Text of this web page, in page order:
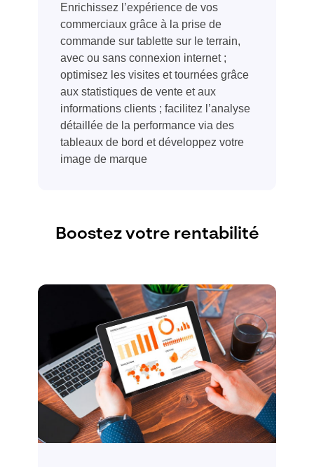
Enrichissez l’expérience de vos
commerciaux grâce à la prise de
commande sur tablette sur le terrain,
avec ou sans connexion internet ;
optimisez les visites et tournées grâce
aux statistiques de vente et aux
informations clients ; facilitez l’analyse
détaillée de la performance via des
tableaux de bord et développez votre
image de marque
Boostez votre rentabilité